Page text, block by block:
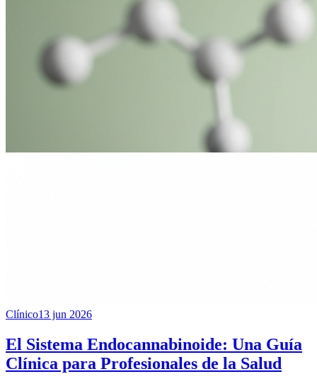
Clínico13 jun 2026
El Sistema Endocannabinoide: Una Guía
Clínica para Profesionales de la Salud